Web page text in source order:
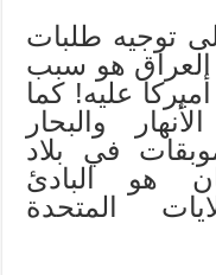
توجيه طلبات
العراق هو سبب
عليه! كما
والبحار
في بلاد
هو البادئ
المتحدة